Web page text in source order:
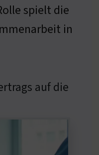
spielt die
in
auf die